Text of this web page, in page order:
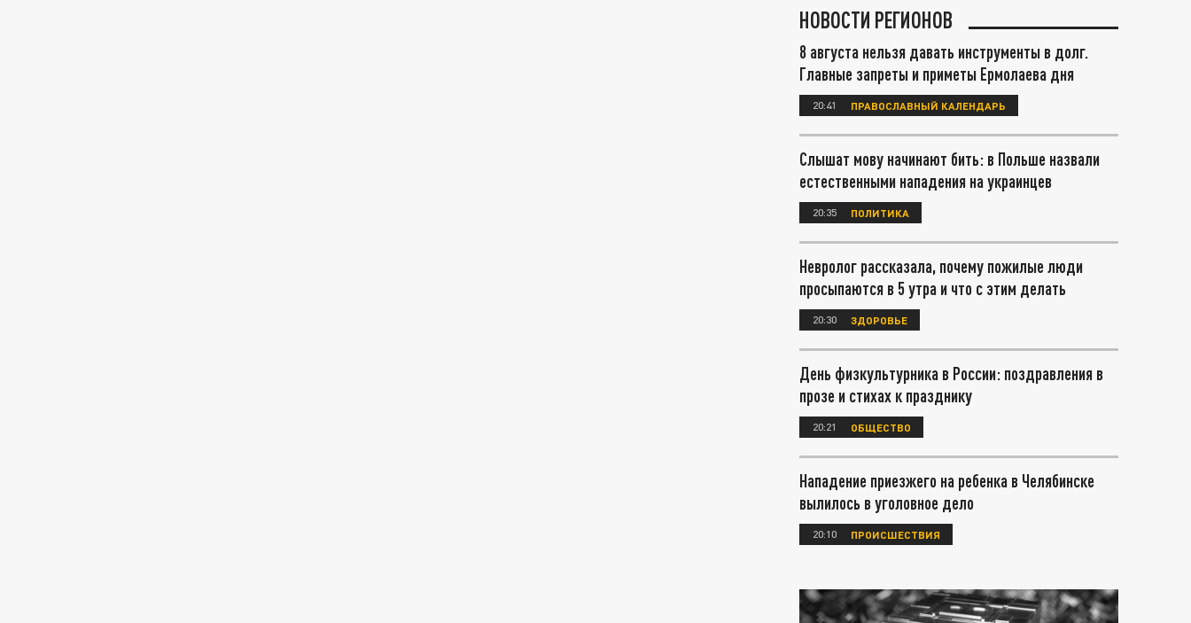
НОВОСТИ РЕГИОНОВ
8 августа нельзя давать инструменты в долг.
Главные запреты и приметы Ермолаева дня
20:41 ПРАВОСЛАВНЫЙ КАЛЕНДАРЬ
Слышат мову начинают бить: в Польше назвали
естественными нападения на украинцев
20:35 ПОЛИТИКА
Невролог рассказала, почему пожилые люди
просыпаются в 5 утра и что с этим делать
20:30 ЗДОРОВЬЕ
День физкультурника в России: поздравления в
прозе и стихах к празднику
20:21 ОБЩЕСТВО
Нападение приезжего на ребенка в Челябинске
вылилось в уголовное дело
20:10 ПРОИСШЕСТВИЯ